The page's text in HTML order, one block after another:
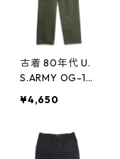
古着 80年代 U.
S.ARMY OG-10
ィ ベイカーパ
ミリタリー 表
記：W26L29
¥4,650